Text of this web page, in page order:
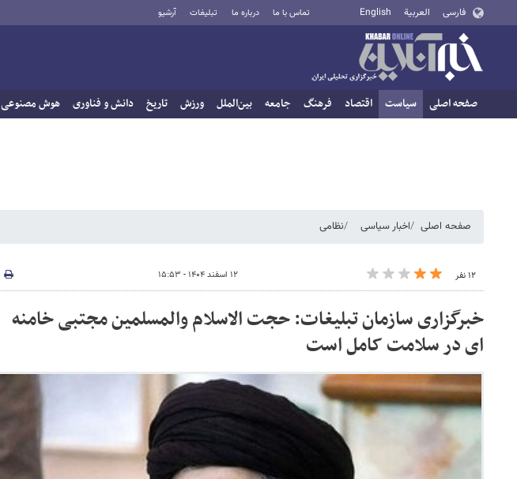
فارسی العربية English تماس با ما درباره ما تبلیغات آرشیو
صفحه اصلی سیاست اقتصاد فرهنگ جامعه بین‌الملل ورزش تاریخ دانش و فناوری هوش مصنوعی
صفحه اصلی اخبار سیاسی نظامی
۱۲ نفر ۱۲ اسفند ۱۴۰۴ - ۱۵:۵۳
خبرگزاری سازمان تبلیغات: حجت الاسلام والمسلمین مجتبی خامنه
ای در سلامت کامل است